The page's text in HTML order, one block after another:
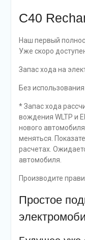
C40
Наш первый
Уже скоро
Запас хода на
Без
* Запас хода
вождения WLTP и
нового
меняться.
расчетах.
автомобиля.
Производите
Простое